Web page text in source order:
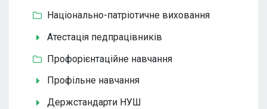
Національно-патріотичне виховання
Атестація педпрацівників
Профорієнтаційне навчання
Профільне навчання
Держстандарти НУШ